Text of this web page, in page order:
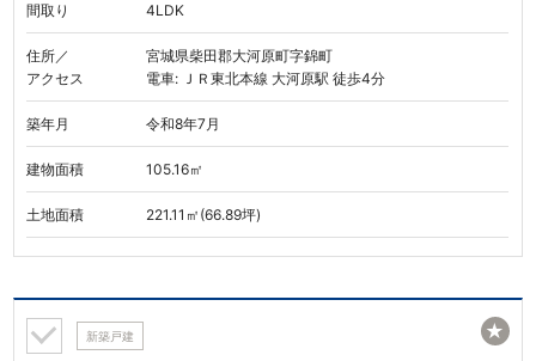
間取り 4LDK
住所／
アクセス
宮城県柴田郡大河原町字錦町
電車: ＪＲ東北本線 大河原駅 徒歩4分
築年月 令和8年7月
建物面積 105.16㎡
土地面積 221.11㎡(66.89坪)
新築戸建 ★